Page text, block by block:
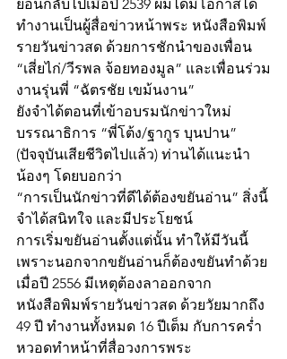
ย้อนกลับไปเมื่อปี 2539 ผมได้มีโอกาสได้
ทำงานเป็นผู้สื่อข่าวหน้าพระ หนังสือพิมพ์
รายวันข่าวสด ด้วยการชักนำของเพื่อน
“เสี่ยไก่/วีรพล จ้อยทองมูล” และเพื่อนร่วม
งานรุ่นพี่ “ฉัตรชัย เขม้นงาน”
ยังจำได้ตอนที่เข้าอบรมนักข่าวใหม่
บรรณาธิการ “พี่โต้ง/ฐากูร บุนปาน”
(ปัจจุบันเสียชีวิตไปแล้ว) ท่านได้แนะนำ
น้องๆ โดยบอกว่า
“การเป็นนักข่าวที่ดีได้ต้องขยันอ่าน” สิ่งนี้
จำได้สนิทใจ และมีประโยชน์
การเริ่มขยันอ่านตั้งแต่นั้น ทำให้มีวันนี้
เพราะนอกจากขยันอ่านก็ต้องขยันทำด้วย
เมื่อปี 2556 มีเหตุต้องลาออกจาก
หนังสือพิมพ์รายวันข่าวสด ด้วยวัยมากถึง
49 ปี ทำงานทั้งหมด 16 ปีเต็ม กับการคร่ำ
หวอดทำหน้าที่สื่อวงการพระ